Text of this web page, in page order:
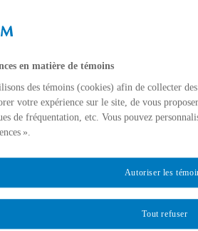
et stagiaires
bourses
et expos virtuels
en matière de témoins
des témoins (cookies) afin de collecter
votre expérience sur le site, de vous
de fréquentation, etc. Vous pouvez
».
Tout refuser
Autoriser les